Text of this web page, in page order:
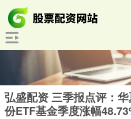
弘盛配资 三季报点评：
份ETF基金季度涨幅